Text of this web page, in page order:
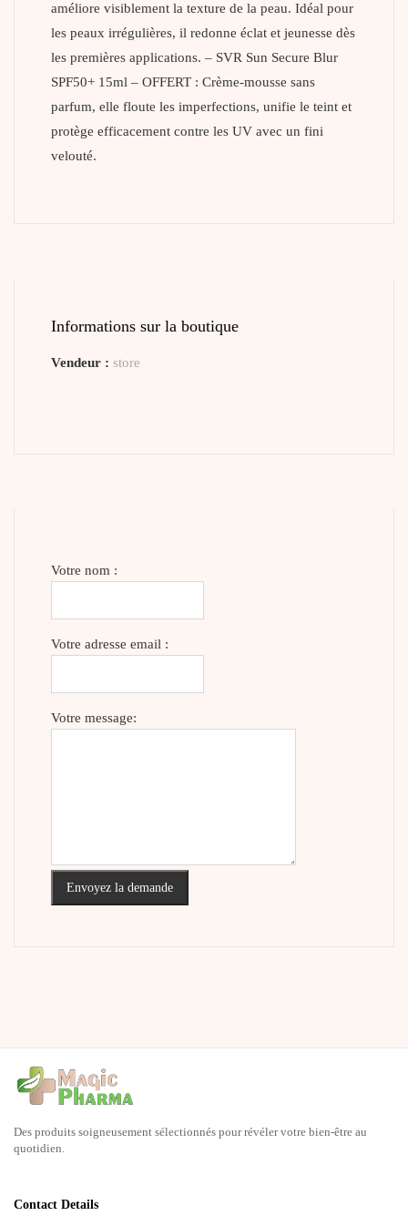
améliore visiblement la texture de la peau. Idéal pour
les peaux irrégulières, il redonne éclat et jeunesse dès
les premières applications. – SVR Sun Secure Blur
SPF50+ 15ml – OFFERT : Crème-mousse sans
parfum, elle floute les imperfections, unifie le teint et
protège efficacement contre les UV avec un fini
velouté.
Informations sur la boutique
Vendeur : store
Votre nom :
Votre adresse email :
Votre message:
Envoyez la demande
Des produits soigneusement sélectionnés pour révéler votre bien-être au
quotidien.
Contact Details